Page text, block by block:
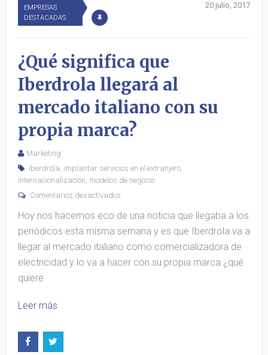
EMPRESAS
DESTACADAS
20 julio, 2017
¿Qué significa que
Iberdrola llegará al
mercado italiano con su
propia marca?
Marketing
iberdrola, implantar servicios en el extranjero,
internacionalización, modelos de negocio
Comentarios desactivados
Hoy nos hacemos eco de una noticia que llegaba a los
periódicos esta misma semana y es que Iberdrola va a
llegar al mercado italiano como comercializadora de
electricidad y lo va a hacer con su propia marca ¿qué
quiere
Leer más